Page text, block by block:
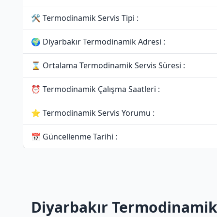
🛠 Termodinamik Servis Tipi :
🌍 Diyarbakır Termodinamik Adresi :
⌛ Ortalama Termodinamik Servis Süresi :
⏰ Termodinamik Çalışma Saatleri :
⭐ Termodinamik Servis Yorumu :
📅 Güncellenme Tarihi :
Diyarbakır